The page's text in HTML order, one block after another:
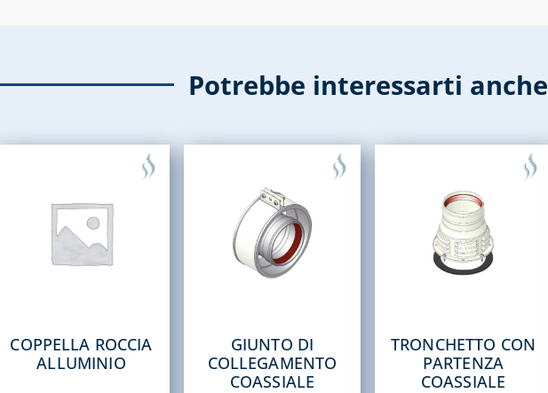
Potrebbe interessarti anche
COPPELLA ROCCIA
ALLUMINIO
GIUNTO DI
COLLEGAMENTO
COASSIALE
TRONCHETTO CON
PARTENZA
COASSIALE